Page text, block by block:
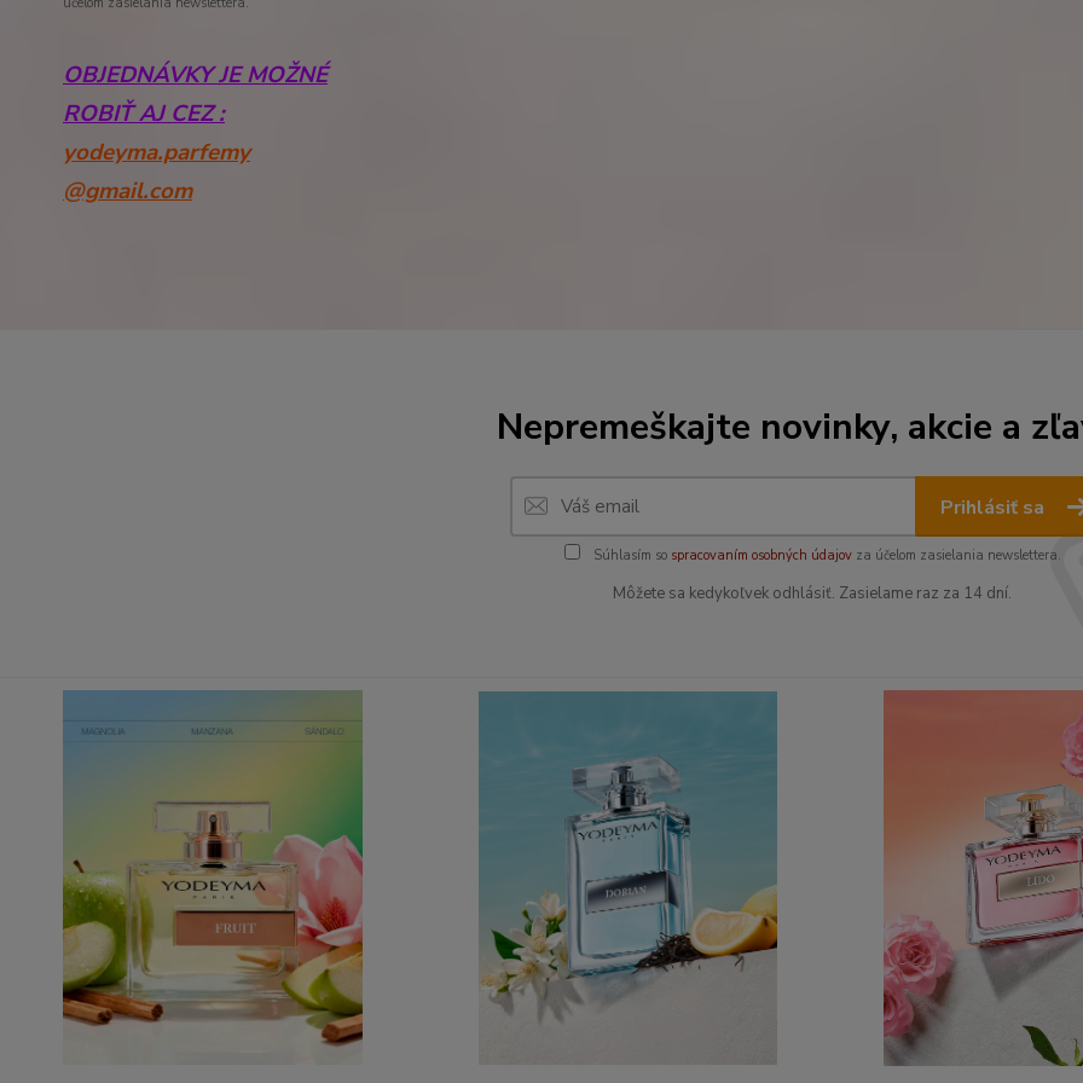
OBJEDNÁVKY JE MOŽNÉ
ROBIŤ AJ CEZ :
yodeyma.parfemy
@gmail.com
Nepremeškajte novinky, akcie a
Prihlásiť sa
Súhlasím so spracovaním osobných údajovza účelom zasielania newslettera.
Môžete sa kedykoľvek odhlásiť. Zasielame raz za 14 dní.